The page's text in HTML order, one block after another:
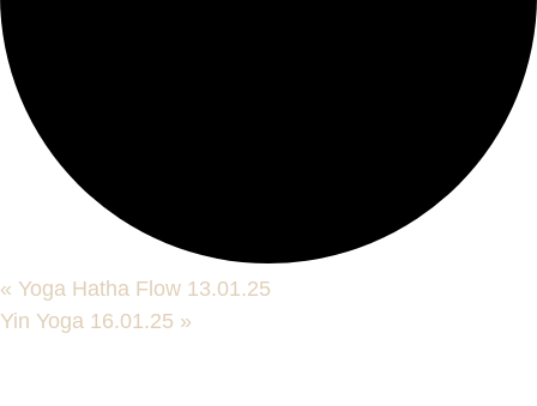
« Yoga Hatha Flow 13.01.25
Yin Yoga 16.01.25 »